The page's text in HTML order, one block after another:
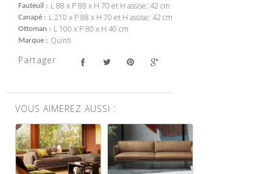
Fauteuil L 88 x P 88 x H 70 et H assise: 42 cm
Canapé L 210 x P 88 x H 70 et H assise: 42 cm
Ottoman L 100 x P 80 x H 40 cm
Marque Quinti
Partager
VOUS AIMEREZ AUSSI :